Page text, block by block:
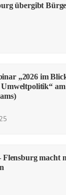
übergibt
„2026 im
am
macht